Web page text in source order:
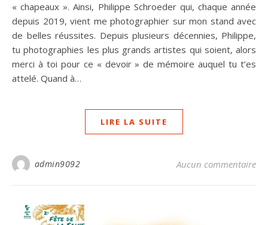
« chapeaux ». Ainsi, Philippe Schroeder qui, chaque année
depuis 2019, vient me photographier sur mon stand avec
de belles réussites. Depuis plusieurs décennies, Philippe,
tu photographies les plus grands artistes qui soient, alors
merci à toi pour ce « devoir » de mémoire auquel tu t’es
attelé. Quand à…
LIRE LA SUITE
admin9092 Aucun commentaire